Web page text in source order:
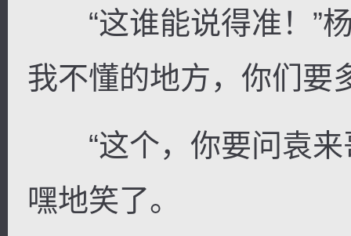
“这谁能说得准！”杨
我不懂的地方，你们
“这个，你要问袁来
嘿地笑了。